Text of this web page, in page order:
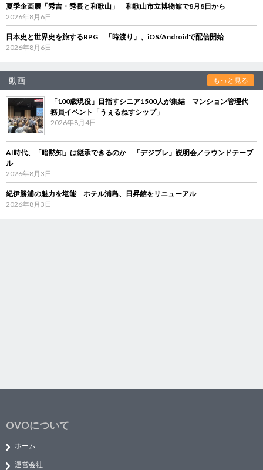
夏季企画展「秀吉・秀長と和歌山」 和歌山市立博物館で8月8日から
2026年8月6日
日本史と世界史を旅するRPG 「時渡り」、iOS/Androidで配信開始
2026年8月6日
動画 もっと見る
「100歳現役」目指すシニア1500人が集結 マンション管理代
務員イベント「うぇるねすシップ」
2026年8月4日
AI時代、「暗黙知」は継承できるのか 「デジブレ」説明会／ラウンドテーブ
ル
2026年8月3日
紀伊勝浦の魅力を堪能 ホテル浦島、日昇館をリニューアル
2026年8月3日
OVOについて
ホーム
運営会社